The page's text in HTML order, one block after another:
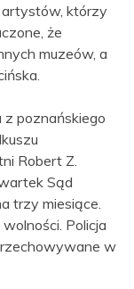
artystów, którzy
że
muzeów, a
z poznańskiego
Robert Z.
Sąd
trzy miesiące.
Policja
w